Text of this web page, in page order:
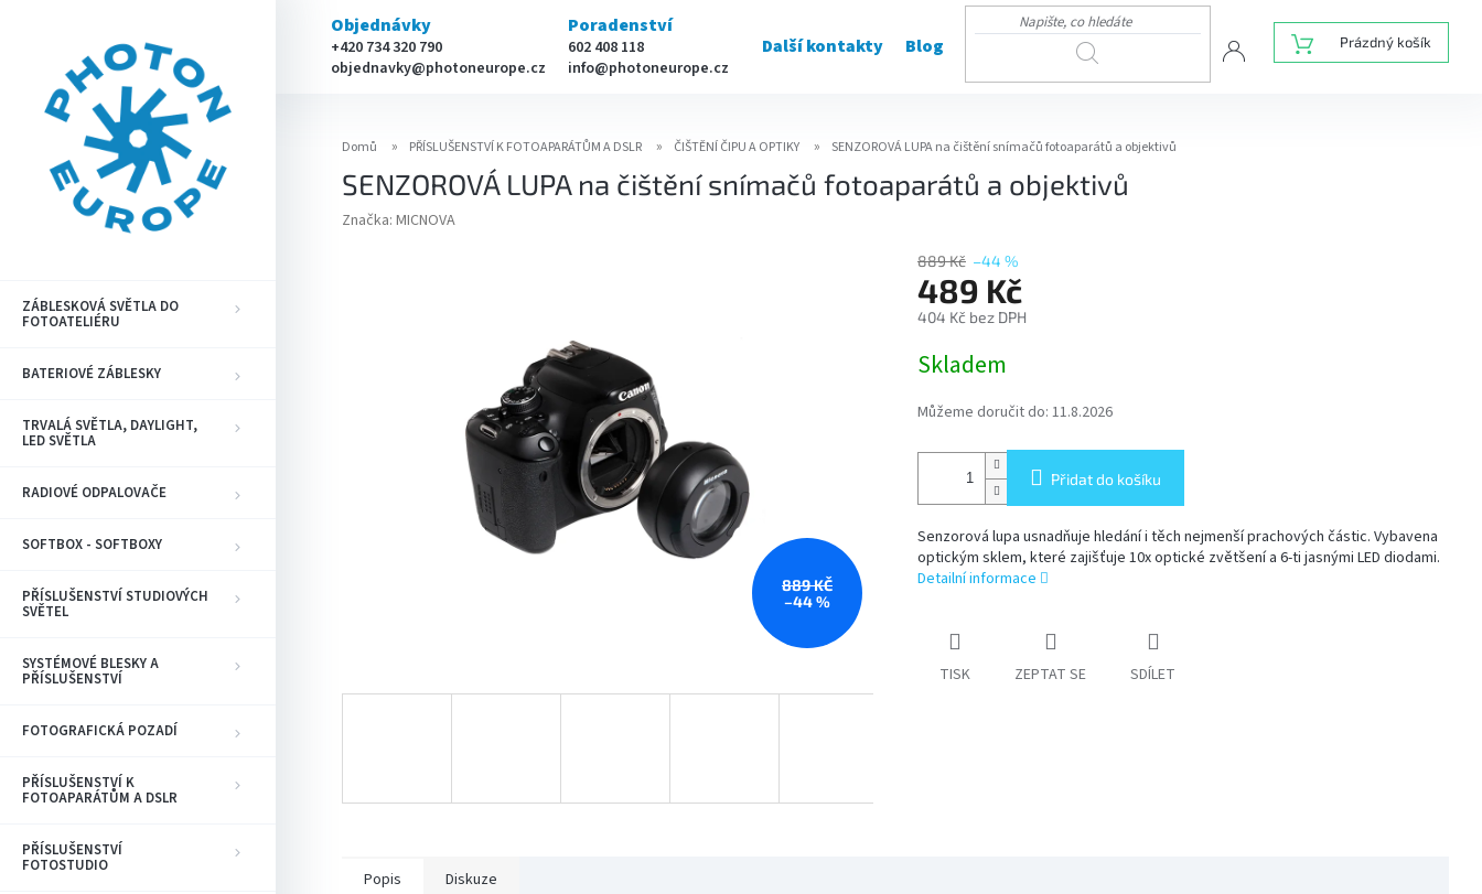
Objednávky
+420 734 320 790
objednavky@photoneurope.cz
Poradenství
602 408 118
info@photoneurope.cz
Další kontakty Blog HLEDAT
NÁKUPNÍ
KOŠÍK
Prázdný košík
ZÁBLESKOVÁ SVĚTLA DO
FOTOATELIÉRU
BATERIOVÉ ZÁBLESKY
TRVALÁ SVĚTLA, DAYLIGHT,
LED SVĚTLA
RADIOVÉ ODPALOVAČE
SOFTBOX - SOFTBOXY
PŘÍSLUŠENSTVÍ STUDIOVÝCH
SVĚTEL
SYSTÉMOVÉ BLESKY A
PŘÍSLUŠENSTVÍ
FOTOGRAFICKÁ POZADÍ
PŘÍSLUŠENSTVÍ K
FOTOAPARÁTŮM A DSLR
PŘÍSLUŠENSTVÍ
FOTOSTUDIO
Domů PŘÍSLUŠENSTVÍ K FOTOAPARÁTŮM A DSLR ČIŠTĚNÍ ČIPU A OPTIKY SENZOROVÁ LUPA na čištění snímačů fotoaparátů a objektivů
SENZOROVÁ LUPA na čištění snímačů fotoaparátů a objektivů
Značka: MICNOVA
889 KČ
–44 %
889 Kč –44 %
489 Kč
404 Kč bez DPH
cena:
Skladem
Můžeme doručit do: 11.8.2026
Přidat do košíku
Senzorová lupa usnadňuje hledání i těch nejmenší prachových částic. Vybavena
optickým sklem, které zajišťuje 10x optické zvětšení a 6-ti jasnými LED diodami.
Detailní informace
TISK ZEPTAT SE SDÍLET
Popis Diskuze